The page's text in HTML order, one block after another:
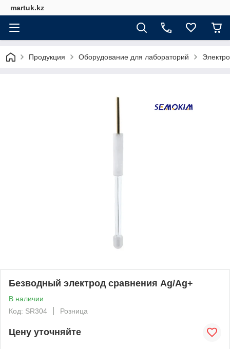
martuk.kz
Продукция Оборудование для лабораторий
Безводный электрод сравнения Ag/Ag+
В наличии
Код: SR304
Розница
Цену уточняйте